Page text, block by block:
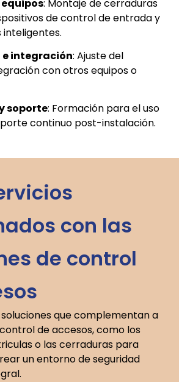
: Montaje de cerraduras
de control de entrada y
inteligentes.
integración: Ajuste del
con otros equipos o
soporte: Formación para el uso
continuo post-instalación.
con las
de control
que complementan a
de accesos, como los
o las cerraduras para
un entorno de seguridad